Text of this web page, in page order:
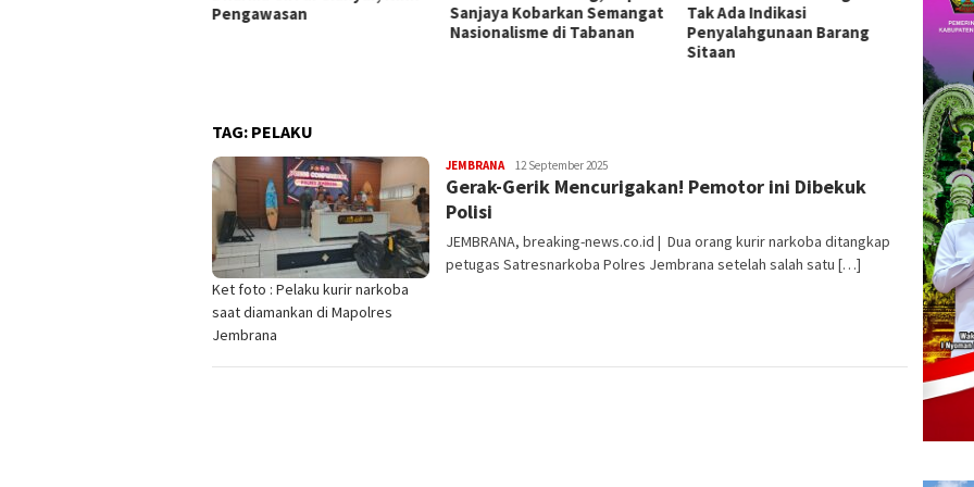
Sanjaya Kobarkan Semangat
Tak Ada Indikasi
Penyalahgunaan Barang
Pengobatan Gratis di Empat
Kecamatan Wujudkan
Pelayanan Kesehatan
2026
TAG: PELAKU
Ket foto : Pelaku kurir narkoba
saat diamankan di Mapolres
Jembrana
JEMBRANAadmin
12 September 2025
Gerak-Gerik Mencurigakan! Pemotor ini Dibekuk
Polisi
JEMBRANA, breaking-news.co.id | Dua orang kurir narkoba ditangkap
petugas Satresnarkoba Polres Jembrana setelah salah satu […]